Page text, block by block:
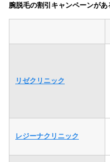
腕脱毛の割引キャンペーンが
リゼクリニック
レジーナクリニック